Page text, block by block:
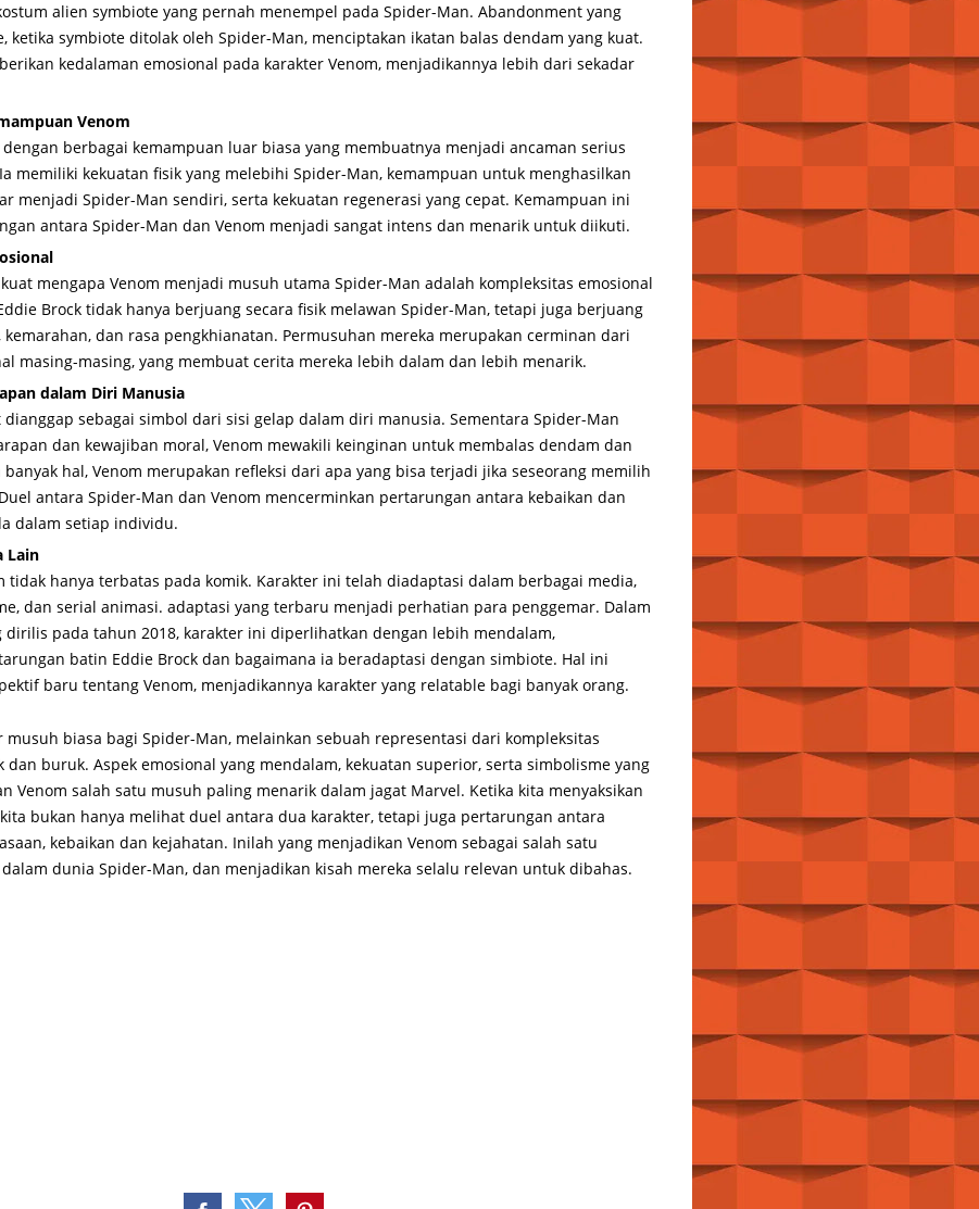
alien symbiote yang pernah menempel pada Spider-Man. Abandonment yang
ketika symbiote ditolak oleh Spider-Man, menciptakan ikatan balas dendam yang kuat.
kedalaman emosional pada karakter Venom, menjadikannya lebih dari sekadar
Venom
berbagai kemampuan luar biasa yang membuatnya menjadi ancaman serius
memiliki kekuatan fisik yang melebihi Spider-Man, kemampuan untuk menghasilkan
menjadi Spider-Man sendiri, serta kekuatan regenerasi yang cepat. Kemampuan ini
antara Spider-Man dan Venom menjadi sangat intens dan menarik untuk diikuti.
mengapa Venom menjadi musuh utama Spider-Man adalah kompleksitas emosional
Brock tidak hanya berjuang secara fisik melawan Spider-Man, tetapi juga berjuang
kemarahan, dan rasa pengkhianatan. Permusuhan mereka merupakan cerminan dari
masing-masing, yang membuat cerita mereka lebih dalam dan lebih menarik.
dalam Diri Manusia
dianggap sebagai simbol dari sisi gelap dalam diri manusia. Sementara Spider-Man
dan kewajiban moral, Venom mewakili keinginan untuk membalas dendam dan
banyak hal, Venom merupakan refleksi dari apa yang bisa terjadi jika seseorang memilih
antara Spider-Man dan Venom mencerminkan pertarungan antara kebaikan dan
dalam setiap individu.
Lain
tidak hanya terbatas pada komik. Karakter ini telah diadaptasi dalam berbagai media,
dan serial animasi. adaptasi yang terbaru menjadi perhatian para penggemar. Dalam
dirilis pada tahun 2018, karakter ini diperlihatkan dengan lebih mendalam,
batin Eddie Brock dan bagaimana ia beradaptasi dengan simbiote. Hal ini
baru tentang Venom, menjadikannya karakter yang relatable bagi banyak orang.
musuh biasa bagi Spider-Man, melainkan sebuah representasi dari kompleksitas
buruk. Aspek emosional yang mendalam, kekuatan superior, serta simbolisme yang
Venom salah satu musuh paling menarik dalam jagat Marvel. Ketika kita menyaksikan
bukan hanya melihat duel antara dua karakter, tetapi juga pertarungan antara
kebaikan dan kejahatan. Inilah yang menjadikan Venom sebagai salah satu
dunia Spider-Man, dan menjadikan kisah mereka selalu relevan untuk dibahas.